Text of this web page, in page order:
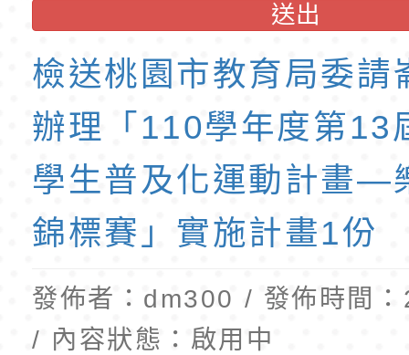
公告(尚有缺額)
民小學115學年度「
班教師助理員」甄選
東門國小115學年度
梯特教代理教師甄選
公告(尚有缺額)
送出
檢送桃園市教育局委請
辦理「110學年度第13
學生普及化運動計畫—
錦標賽」實施計畫1份
發佈者：dm300 / 發佈時間
/ 內容狀態：啟用中